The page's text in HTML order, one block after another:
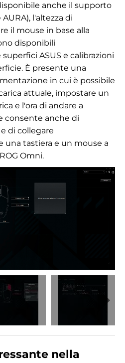
anche il supporto
l'altezza di
il mouse in base alla
disponibili
ASUS e calibrazioni
È presente una
in cui è possibile
attuale, impostare un
e l'ora di andare a
consente anche di
di collegare
tastiera e un mouse a
Omni.
nella